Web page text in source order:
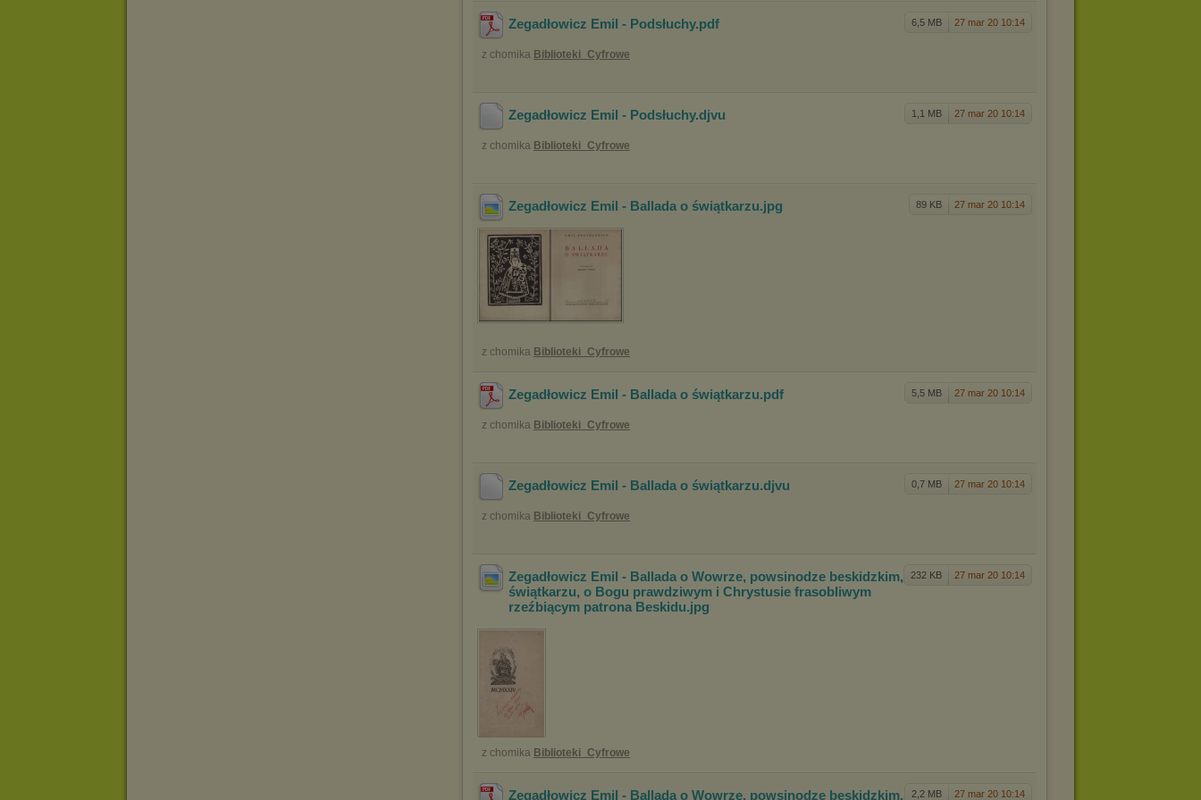
6,5 MB 27 mar 20 10:14
Zegadłowicz Emil - Podsłuchy.pdf
z chomika Biblioteki_Cyfrowe
1,1 MB 27 mar 20 10:14
Zegadłowicz Emil - Podsłuchy.djvu
z chomika Biblioteki_Cyfrowe
89 KB 27 mar 20 10:14
Zegadłowicz Emil - Ballada o świątkarzu.jpg
z chomika Biblioteki_Cyfrowe
5,5 MB 27 mar 20 10:14
Zegadłowicz Emil - Ballada o świątkarzu.pdf
z chomika Biblioteki_Cyfrowe
0,7 MB 27 mar 20 10:14
Zegadłowicz Emil - Ballada o świątkarzu.djvu
z chomika Biblioteki_Cyfrowe
232 KB 27 mar 20 10:14
Zegadłowicz Emil - Ballada o Wowrze, powsinodze beskidzkim,
świątkarzu, o Bogu prawdziwym i Chrystusie frasobliwym
rzeźbiącym patrona Beskidu.jpg
z chomika Biblioteki_Cyfrowe
2,2 MB 27 mar 20 10:14
Zegadłowicz Emil - Ballada o Wowrze, powsinodze beskidzkim,